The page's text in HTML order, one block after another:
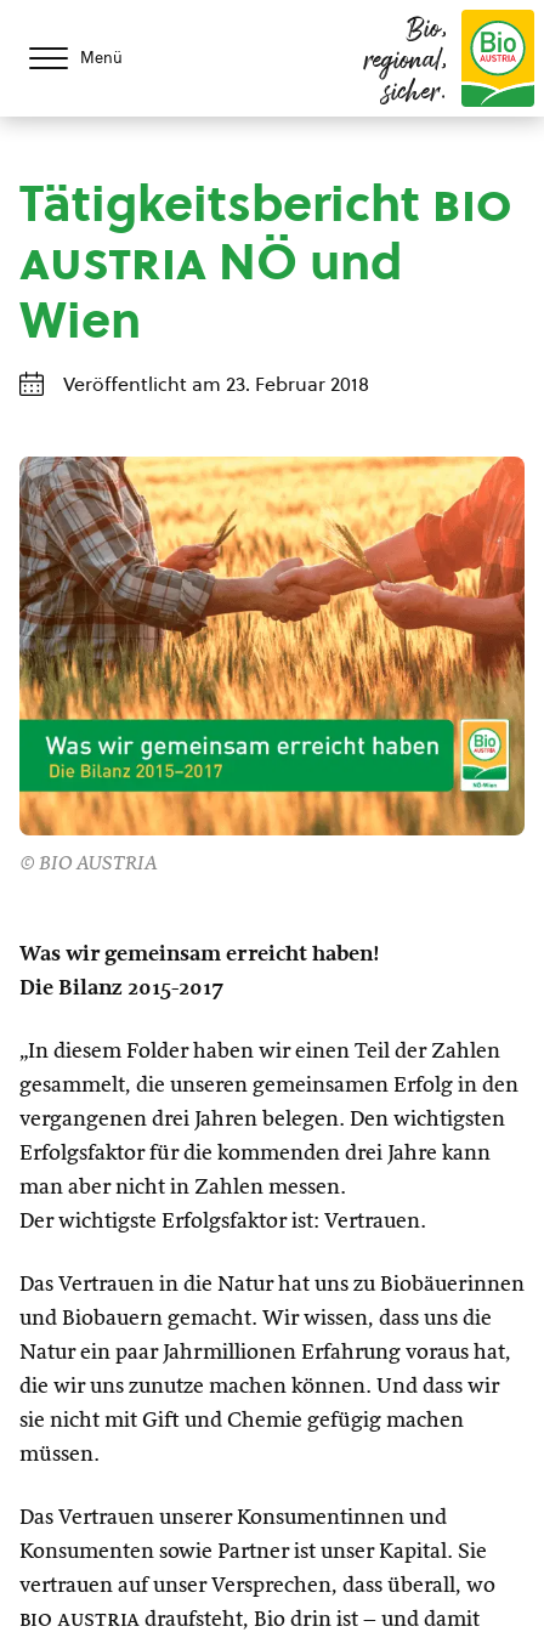
Menü
Bio,
regional,
sicher.
Tätigkeitsbericht bio
austria NÖ und
Wien
Veröffentlicht am 23. Februar 2018
© BIO AUSTRIA
Was wir gemeinsam erreicht haben!
Die Bilanz 2015-2017
„In diesem Folder haben wir einen Teil der Zahlen
gesammelt, die unseren gemeinsamen Erfolg in den
vergangenen drei Jahren belegen. Den wichtigsten
Erfolgsfaktor für die kommenden drei Jahre kann
man aber nicht in Zahlen messen.
Der wichtigste Erfolgsfaktor ist: Vertrauen.
Das Vertrauen in die Natur hat uns zu Biobäuerinnen
und Biobauern gemacht. Wir wissen, dass uns die
Natur ein paar Jahrmillionen Erfahrung voraus hat,
die wir uns zunutze machen können. Und dass wir
sie nicht mit Gift und Chemie gefügig machen
müssen.
Das Vertrauen unserer Konsumentinnen und
Konsumenten sowie Partner ist unser Kapital. Sie
vertrauen auf unser Versprechen, dass überall, wo
bio austria draufsteht, Bio drin ist – und damit